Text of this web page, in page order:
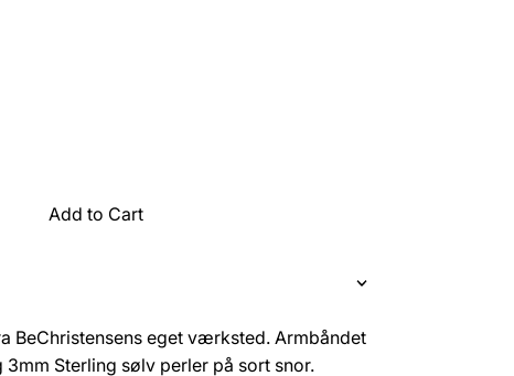
Add to Cart
BeChristensens eget værksted. Armbåndet
3mm Sterling sølv perler på sort snor.